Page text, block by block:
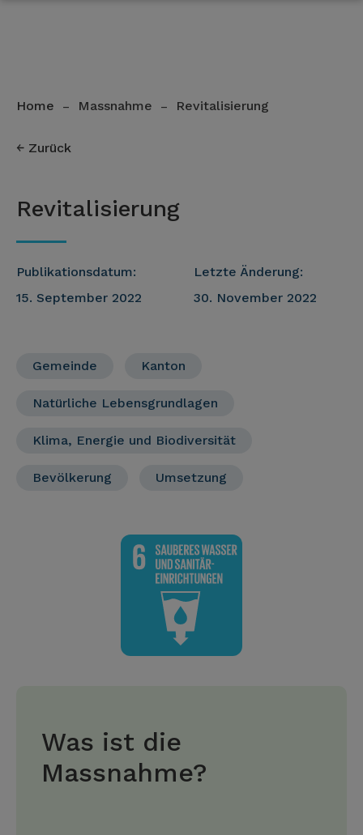
Home – Massnahme – Revitalisierung
Zurück
Revitalisierung
Publikationsdatum:
15. September 2022
Letzte Änderung:
30. November 2022
Gemeinde Kanton
Natürliche Lebensgrundlagen
Klima, Energie und Biodiversität
Bevölkerung Umsetzung
Was ist die
Massnahme?